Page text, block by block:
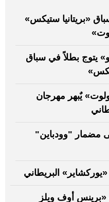
«بريتانيا ستيكس»
يتوج بطلاً في سباق
يٌبهر مهرجان
مضمار "وودباين"
البريطاني
أوف ويلز